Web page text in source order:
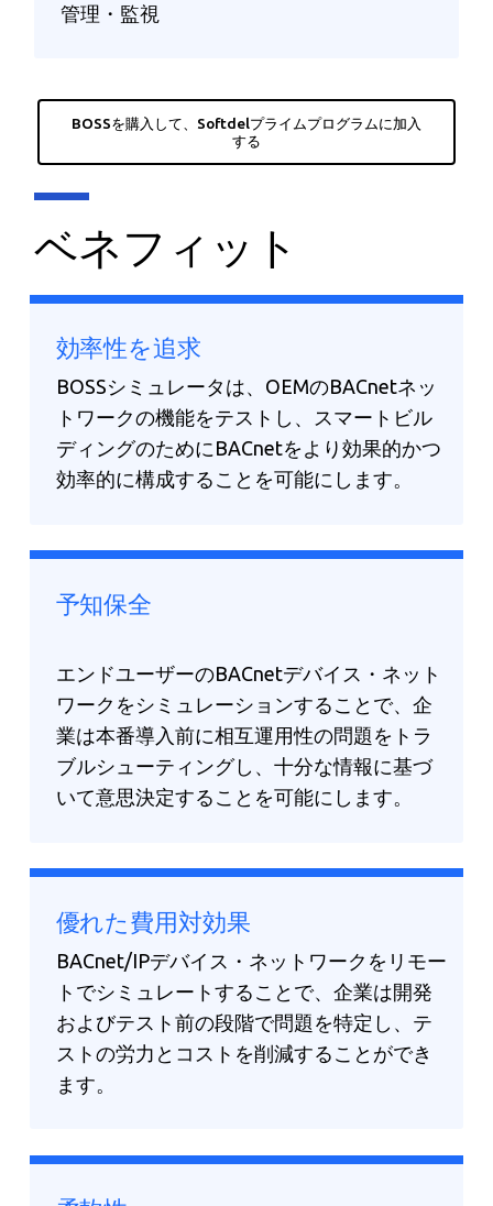
管理・監視
BOSSを購入して、Softdelプライムプログラムに加入
する
ベネフィット
効率性を追求
BOSSシミュレータは、OEMのBACnetネッ
トワークの機能をテストし、スマートビル
ディングのためにBACnetをより効果的かつ
効率的に構成することを可能にします。
予知保全
エンドユーザーのBACnetデバイス・ネット
ワークをシミュレーションすることで、企
業は本番導入前に相互運用性の問題をトラ
ブルシューティングし、十分な情報に基づ
いて意思決定することを可能にします。
優れた費用対効果
BACnet/IPデバイス・ネットワークをリモー
トでシミュレートすることで、企業は開発
およびテスト前の段階で問題を特定し、テ
ストの労力とコストを削減することができ
ます。